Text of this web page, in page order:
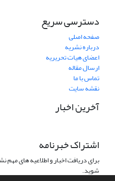
دسترسی سریع
صفحه اصلی
درباره نشریه
اعضای هیات تحریریه
ارسال مقاله
تماس با ما
نقشه سایت
آخرین اخبار
اشتراک خبرنامه
برای دریافت اخبار و اطلاعیه های
شوید.